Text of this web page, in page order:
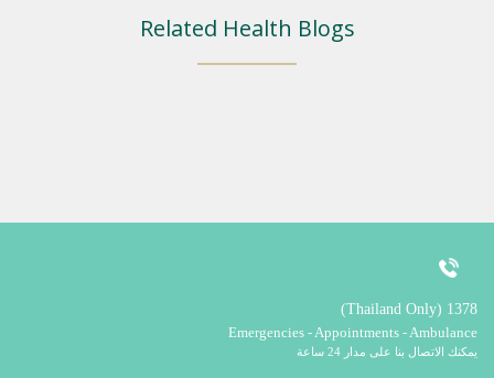
Related Health Blogs
1378 (Thailand Only)
Emergencies - Appointments - Ambulance
يمكنك الاتصال بنا على مدار 24 ساعة